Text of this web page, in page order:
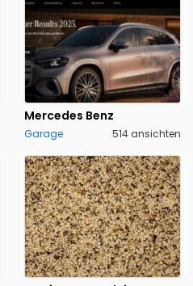
Mercedes Benz
Garage 514 ansichten